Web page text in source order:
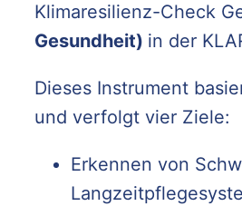
Klimaresilienz-Check
Gesundheit) in der
Dieses Instrument
und verfolgt vier Ziele:
Erkennen von